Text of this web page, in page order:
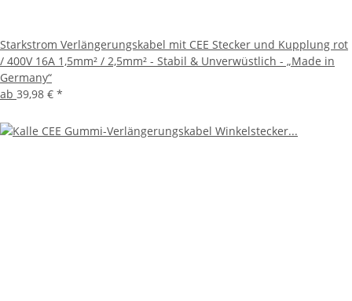
Starkstrom Verlängerungskabel mit CEE Stecker und Kupplung rot
/ 400V 16A 1,5mm² / 2,5mm² - Stabil & Unverwüstlich - „Made in
Germany“
ab 39,98 € *